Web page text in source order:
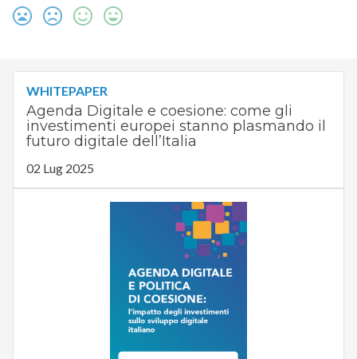
WHITEPAPER
Agenda Digitale e coesione: come gli
investimenti europei stanno plasmando il
futuro digitale dell’Italia
02 Lug 2025